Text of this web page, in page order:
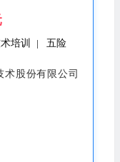
培训 | 五险
术股份有限公司